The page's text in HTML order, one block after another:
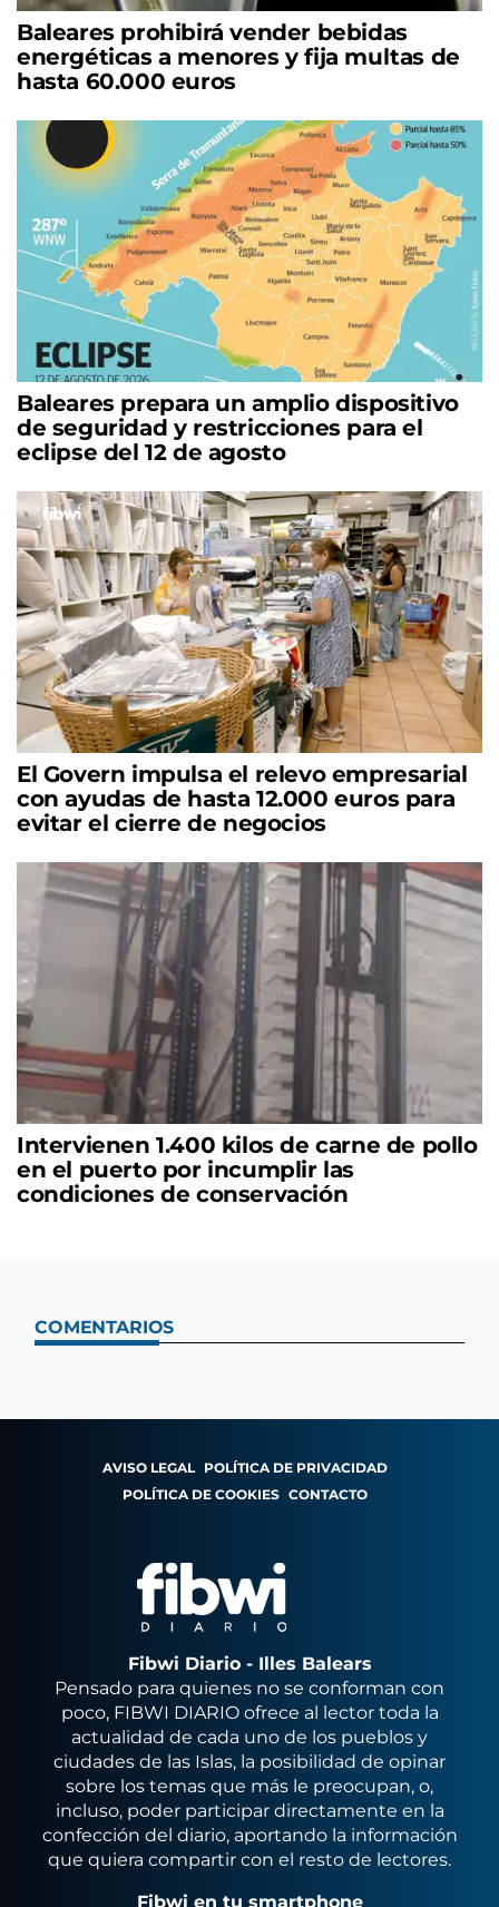
Baleares prohibirá vender bebidas
energéticas a menores y fija multas de
hasta 60.000 euros
Baleares prepara un amplio dispositivo
de seguridad y restricciones para el
eclipse del 12 de agosto
El Govern impulsa el relevo empresarial
con ayudas de hasta 12.000 euros para
evitar el cierre de negocios
Intervienen 1.400 kilos de carne de pollo
en el puerto por incumplir las
condiciones de conservación
COMENTARIOS
AVISO LEGAL POLÍTICA DE PRIVACIDAD
POLÍTICA DE COOKIES CONTACTO
Fibwi Diario - Illes Balears
Pensado para quienes no se conforman con
poco, FIBWI DIARIO ofrece al lector toda la
actualidad de cada uno de los pueblos y
ciudades de las Islas, la posibilidad de opinar
sobre los temas que más le preocupan, o,
incluso, poder participar directamente en la
confección del diario, aportando la información
que quiera compartir con el resto de lectores.
Fibwi en tu smartphone